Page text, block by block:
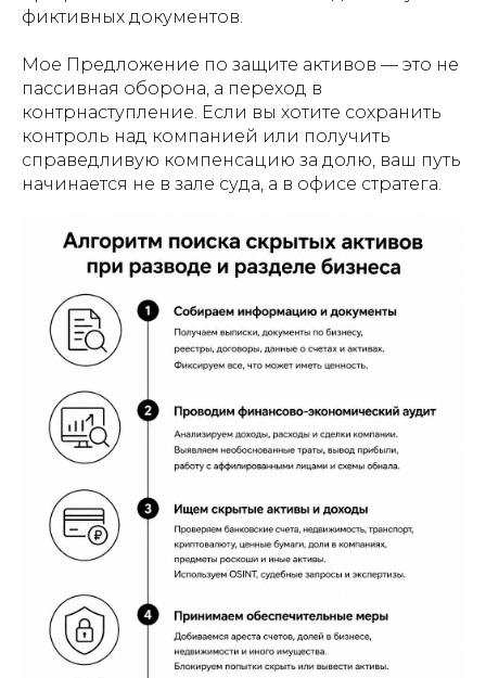
фиктивных документов.
Мое Предложение по защите активов — это не
пассивная оборона, а переход в
контрнаступление. Если вы хотите сохранить
контроль над компанией или получить
справедливую компенсацию за долю, ваш путь
начинается не в зале суда, а в офисе стратега.